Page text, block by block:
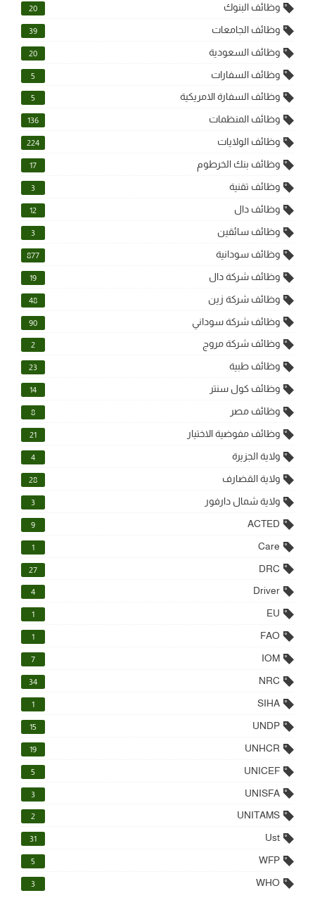
وظائف البنوك 20
وظائف الجامعات 39
وظائف السعودية 20
وظائف السفارات 5
وظائف السفارة الامريكية 5
وظائف المنظمات 136
وظائف الولايات 224
وظائف بنك الخرطوم 17
وظائف تقنية 3
وظائف دال 12
وظائف سائقين 3
وظائف سودانية 877
وظائف شركة دال 19
وظائف شركة زين 48
وظائف شركة سوداني 90
وظائف شركة مروج 2
وظائف طبية 23
وظائف كول سنتر 14
وظائف مصر 8
وظائف مفوضية الاختيار 21
ولاية الجزيرة 4
ولاية القضارف 28
ولاية شمال دارفور 3
ACTED
9
Care
1
DRC
27
Driver
4
EU
1
FAO
1
IOM
7
NRC
34
SIHA
1
UNDP
15
UNHCR
19
UNICEF
5
UNISFA
3
UNITAMS
2
Ust
31
WFP
5
WHO
3